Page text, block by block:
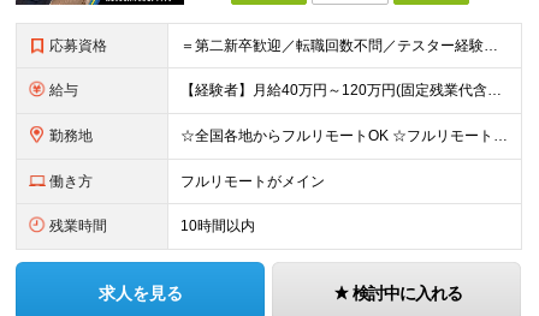
応募資格 ＝第二新卒歓迎／転職回数不問／テスター経験のみでもOK＝ ■学歴不問 ■ブランクOK ■エンジニアとしての実務経験1年以上 ※開発・インフラ・工程・言語は不問 ※テスター、運用保守経験のみの方も歓迎
給与 【経験者】月給40万円～120万円(固定残業代含む)+各種手当 ★前職給与の総収入額を100％保証｜還元率83％〜 ※固定残業代は、時間外労働の有無に関わらず30時間分を、月5万8000円～15万7
勤務地 ☆全国各地からフルリモートOK ☆フルリモートの社員が約8割！ ※希望をヒアリングした上で決定します 現在100名の社員のうち、約80名がフルリモートで活躍中。 一都三県、大阪、福岡、札幌、名古屋な
働き方 フルリモートがメイン
残業時間 10時間以内
求人を見る 検討中に入れる